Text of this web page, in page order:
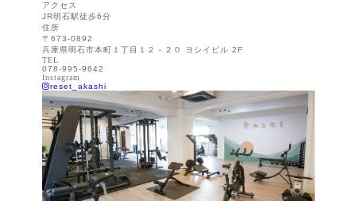
アクセス
JR明石駅徒歩6分
住所
〒673-0892
兵庫県明石市本町１丁目１２－２０ ヨシイビル 2F
TEL
078-995-9642
Instagram
reset_akashi